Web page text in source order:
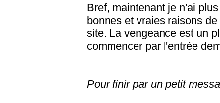
Bref, maintenant je n'ai
bonnes et vraies raisons
site. La vengeance est un
commencer par l'entrée
Pour finir par un petit